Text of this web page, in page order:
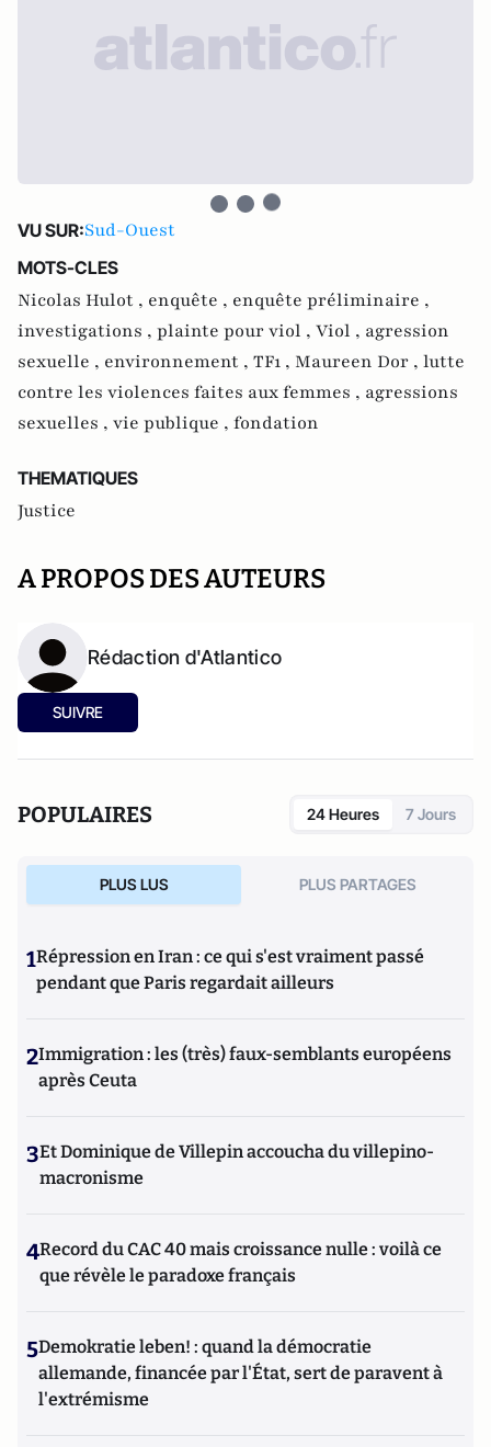
VU SUR:Sud-Ouest
MOTS-CLES
Nicolas Hulot , enquête , enquête préliminaire ,
investigations , plainte pour viol , Viol , agression
sexuelle , environnement , TF1 , Maureen Dor , lutte
contre les violences faites aux femmes , agressions
sexuelles , vie publique , fondation
THEMATIQUES
Justice
A PROPOS DES AUTEURS
Rédaction d'Atlantico
SUIVRE
POPULAIRES 24 Heures 7 Jours
PLUS LUS PLUS PARTAGES
1Répression en Iran : ce qui s'est vraiment passé
pendant que Paris regardait ailleurs
2Immigration : les (très) faux-semblants européens
après Ceuta
3Et Dominique de Villepin accoucha du villepino-
macronisme
4Record du CAC 40 mais croissance nulle : voilà ce
que révèle le paradoxe français
5Demokratie leben! : quand la démocratie
allemande, financée par l'État, sert de paravent à
l'extrémisme